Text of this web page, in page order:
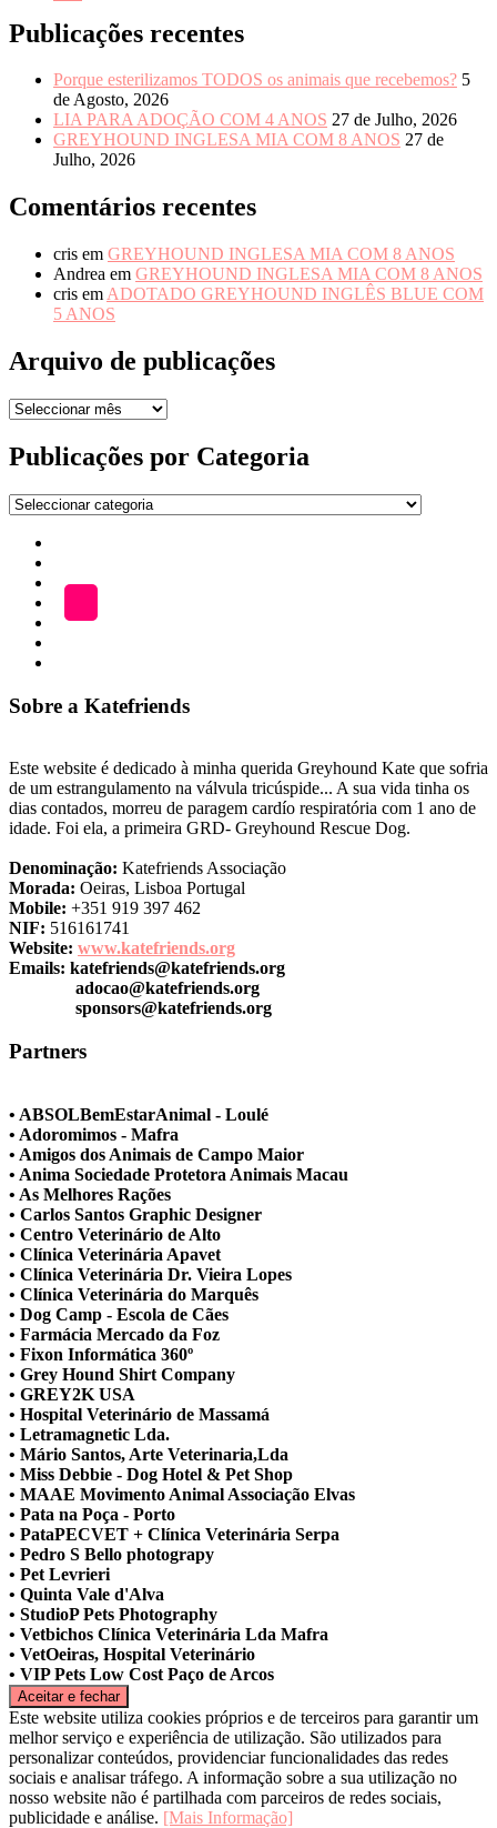
Publicações recentes
Porque esterilizamos TODOS os animais que recebemos? 5
de Agosto, 2026
LIA PARA ADOÇÃO COM 4 ANOS 27 de Julho, 2026
GREYHOUND INGLESA MIA COM 8 ANOS 27 de
Julho, 2026
Comentários recentes
cris em GREYHOUND INGLESA MIA COM 8 ANOS
Andrea em GREYHOUND INGLESA MIA COM 8 ANOS
cris em ADOTADO GREYHOUND INGLÊS BLUE COM
5 ANOS
Arquivo de publicações
Arquivo
publicações
Publicações por Categoria
Publicações
Categoria
ADOÇÃO
LOJA
Sobre a Katefriends
Este website é dedicado à minha querida Greyhound Kate que sofria
de um estrangulamento na válvula tricúspide... A sua vida tinha os
dias contados, morreu de paragem cardío respiratória com 1 ano de
idade. Foi ela, a primeira GRD- Greyhound Rescue Dog.
Denominação: Katefriends Associação
Morada: Oeiras, Lisboa Portugal
Mobile: +351 919 397 462
NIF: 516161741
Website: www.katefriends.org
Emails: katefriends@katefriends.org
adocao@katefriends.org
sponsors@katefriends.org
Partners
• ABSOLBemEstarAnimal - Loulé
• Adoromimos - Mafra
• Amigos dos Animais de Campo Maior
• Anima Sociedade Protetora Animais Macau
• As Melhores Rações
• Carlos Santos Graphic Designer
• Centro Veterinário de Alto
• Clínica Veterinária Apavet
• Clínica Veterinária Dr. Vieira Lopes
• Clínica Veterinária do Marquês
• Dog Camp - Escola de Cães
• Farmácia Mercado da Foz
• Fixon Informática 360º
• Grey Hound Shirt Company
• GREY2K USA
• Hospital Veterinário de Massamá
• Letramagnetic Lda.
• Mário Santos, Arte Veterinaria,Lda
• Miss Debbie - Dog Hotel & Pet Shop
• MAAE Movimento Animal Associação Elvas
• Pata na Poça - Porto
• PataPECVET + Clínica Veterinária Serpa
• Pedro S Bello photograpy
• Pet Levrieri
• Quinta Vale d'Alva
• StudioP Pets Photography
• Vetbichos Clínica Veterinária Lda Mafra
• VetOeiras, Hospital Veterinário
• VIP Pets Low Cost Paço de Arcos
Este website utiliza cookies próprios e de terceiros para garantir um
melhor serviço e experiência de utilização. São utilizados para
personalizar conteúdos, providenciar funcionalidades das redes
sociais e analisar tráfego. A informação sobre a sua utilização no
nosso website não é partilhada com parceiros de redes sociais,
publicidade e análise. [Mais Informação]